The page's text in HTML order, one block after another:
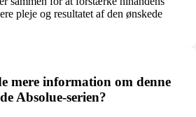
pleje og resultatet af den ønskede
mere information om denne
Absolue-serien?